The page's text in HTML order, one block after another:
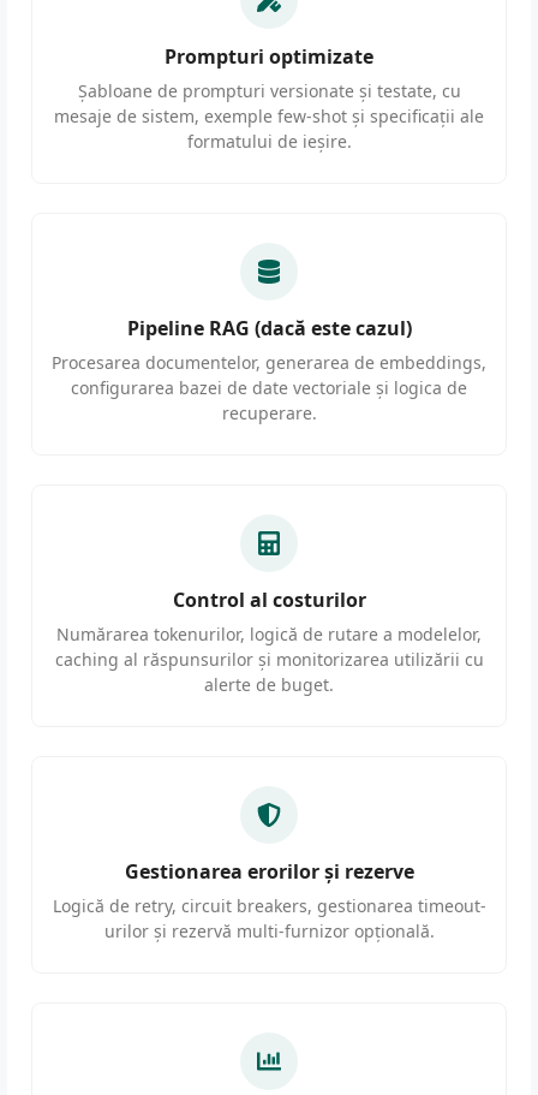
Prompturi optimizate
Șabloane de prompturi versionate și testate, cu
mesaje de sistem, exemple few-shot și specificații ale
formatului de ieșire.
Pipeline RAG (dacă este cazul)
Procesarea documentelor, generarea de embeddings,
configurarea bazei de date vectoriale și logica de
recuperare.
Control al costurilor
Numărarea tokenurilor, logică de rutare a modelelor,
caching al răspunsurilor și monitorizarea utilizării cu
alerte de buget.
Gestionarea erorilor și rezerve
Logică de retry, circuit breakers, gestionarea timeout-
urilor și rezervă multi-furnizor opțională.